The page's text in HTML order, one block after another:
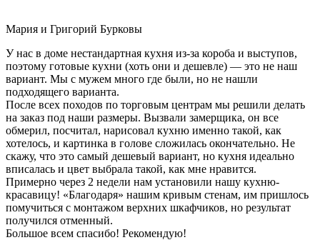
Мария и Григорий Бурковы
У нас в доме нестандартная кухня из-за короба и выступов,
поэтому готовые кухни (хоть они и дешевле) — это не наш
вариант. Мы с мужем много где были, но не нашли
подходящего варианта.
После всех походов по торговым центрам мы решили делать
на заказ под наши размеры. Вызвали замерщика, он все
обмерил, посчитал, нарисовал кухню именно такой, как
хотелось, и картинка в голове сложилась окончательно. Не
скажу, что это самый дешевый вариант, но кухня идеально
вписалась и цвет выбрала такой, как мне нравится.
Примерно через 2 недели нам установили нашу кухню-
красавицу! «Благодаря» нашим кривым стенам, им пришлось
помучиться с монтажом верхних шкафчиков, но результат
получился отменный.
Большое всем спасибо! Рекомендую!